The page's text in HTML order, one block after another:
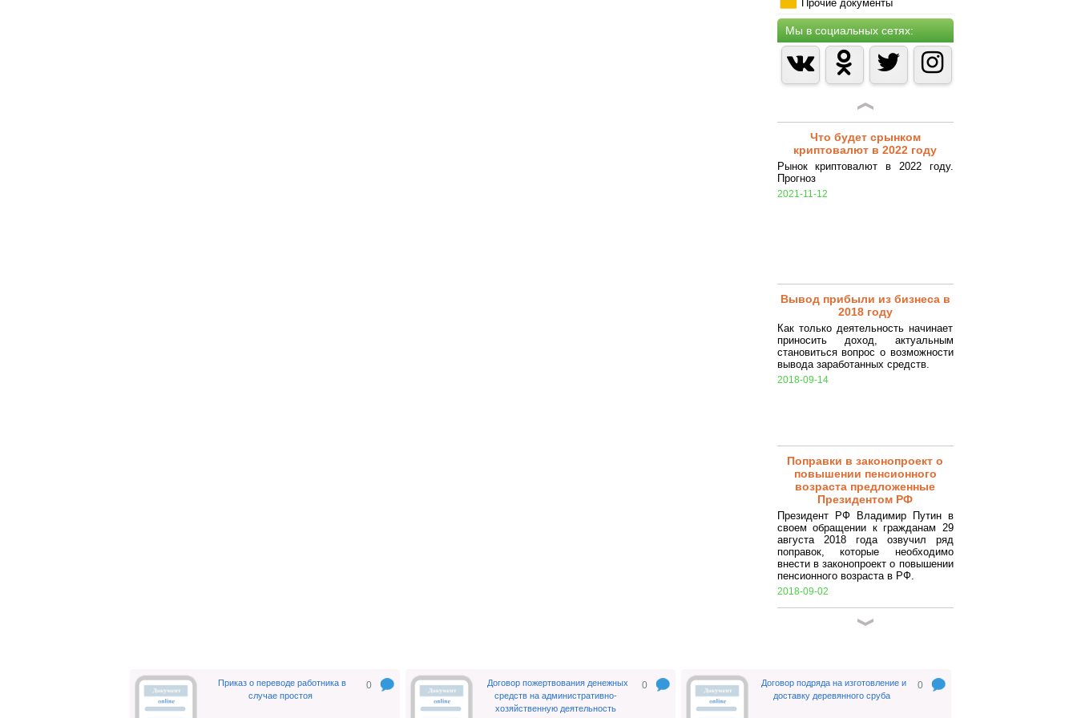
Прочие документы
Мы в социальных сетях:
Гражданско-правовой договор -
соглашение сторон на выполнение
определенных работ или оказание
услуг, регулируемое нормами
Гражданского кодекса РФ.
Что будет срынком
криптовалют в 2022 году
Рынок криптовалют в 2022 году.
Прогноз
2021-11-12
Вывод прибыли из бизнеса в
2018 году
Как только деятельность начинает
приносить доход, актуальным
становиться вопрос о возможности
вывода заработанных средств.
2018-09-14
Поправки в законопроект о
повышении пенсионного
возраста предложенные
Президентом РФ
Президент РФ Владимир Путин в
своем обращении к гражданам 29
августа 2018 года озвучил ряд
поправок, которые необходимо
внести в законопроект о повышении
пенсионного возраста в РФ.
2018-09-02
Закрытие ИП в 2018 году.
подготовке ряда документов и
совершении некоторых
подготовительных процедур
0
Приказ о переводе работника в
случае простоя
0
Договор пожертвования денежных
средств на административно-
хозяйственную деятельность
0
Договор подряда на изготовление и
доставку деревянного сруба